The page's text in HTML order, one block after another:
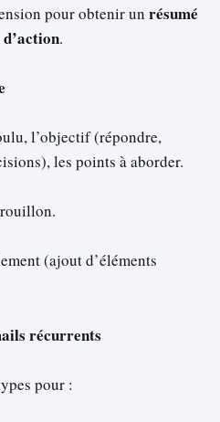
pour obtenir un résumé
.
l’objectif (répondre,
les points à aborder.
(ajout d’éléments
récurrents
pour :